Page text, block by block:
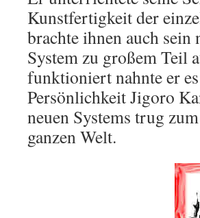
Kunstfertigkeit der
brachte ihnen auch sein
System zu großem Teil
funktioniert nahnte er
Persönlichkeit Jigoro
neuen Systems trug
ganzen Welt.